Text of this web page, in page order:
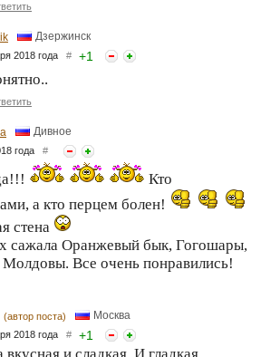
Дзержинск
2018 года # +1
Дивное
года #
Кто
а кто перцем болен!
стена
сажала Оранжевый бык, Гогошары,
Все очень понравились!
(автор поста) Москва
2018 года # +1